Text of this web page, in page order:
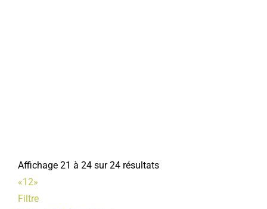
Affichage 21 à 24 sur 24 résultats
«12»
Filtre